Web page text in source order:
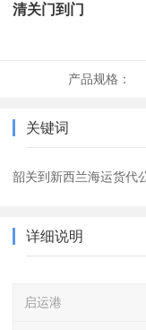
清关门到门
产品规格：
关键词
韶关到新西兰海运货代
详细说明
启运港